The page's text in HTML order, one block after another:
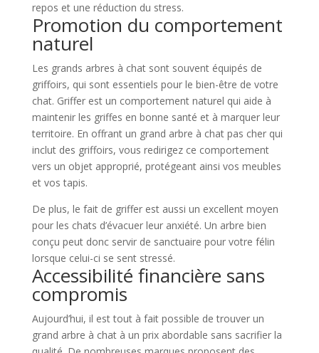
repos et une réduction du stress.
Promotion du comportement
naturel
Les grands arbres à chat sont souvent équipés de
griffoirs, qui sont essentiels pour le bien-être de votre
chat. Griffer est un comportement naturel qui aide à
maintenir les griffes en bonne santé et à marquer leur
territoire. En offrant un grand arbre à chat pas cher qui
inclut des griffoirs, vous redirigez ce comportement
vers un objet approprié, protégeant ainsi vos meubles
et vos tapis.
De plus, le fait de griffer est aussi un excellent moyen
pour les chats d’évacuer leur anxiété. Un arbre bien
conçu peut donc servir de sanctuaire pour votre félin
lorsque celui-ci se sent stressé.
Accessibilité financière sans
compromis
Aujourd’hui, il est tout à fait possible de trouver un
grand arbre à chat à un prix abordable sans sacrifier la